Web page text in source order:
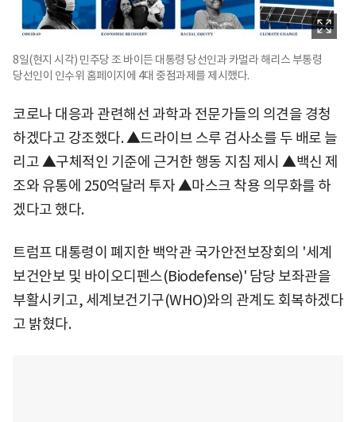
8일(현지 시각) 민주당 조 바이든 대통령 당선인과 카멀라 해리스 부통령
당선인이 인수위 홈페이지에 4대 중점과제를 제시했다.
코로나 대응과 관련해선 과학과 전문가들의 의견을 경청
하겠다고 강조했다. ▲드라이브 스루 검사소를 두 배로 늘
리고 ▲구체적인 기준에 근거한 행동 지침 제시 ▲백신 제
조와 유통에 250억달러 투자 ▲마스크 착용 의무화를 하
겠다고 했다.
트럼프 대통령이 폐지한 백악관 국가안전보장회의 '세계
보건안보 및 바이오디펜스(Biodefense)' 담당 보좌관을
부활시키고, 세계보건기구(WHO)와의 관계도 회복하겠다
고 밝혔다.